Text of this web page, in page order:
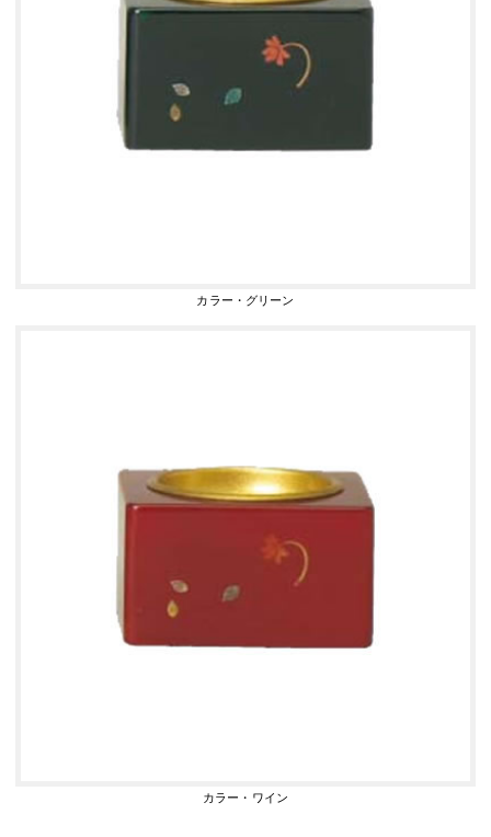
カラー・グリーン
カラー・ワイン